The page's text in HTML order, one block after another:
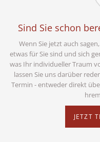
Sind Sie schon
Wenn Sie jetzt auch
etwas für Sie sind und sich
was Ihr individueller Traum
lassen Sie uns darüber
Termin - entweder direkt
JETZT